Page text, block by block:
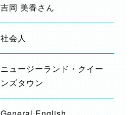
吉岡 美香さん
社会人
ニュージーランド・クイー
ンズタウン